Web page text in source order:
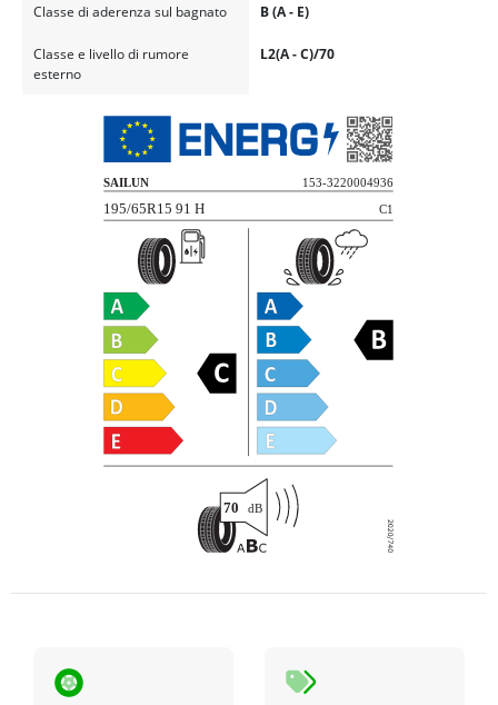
Classe di aderenza sul bagnato B (A - E)
Classe e livello di rumore
esterno
L2(A - C)/70